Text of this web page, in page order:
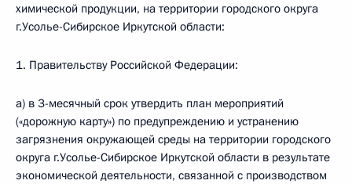
химической продукции, на территории городского округа
г.Усолье-Сибирское Иркутской области:
1. Правительству Российской Федерации:
а) в 3-месячный срок утвердить план мероприятий
(«дорожную карту») по предупреждению и устранению
загрязнения окружающей среды на территории городского
округа г.Усолье-Сибирское Иркутской области в результате
экономической деятельности, связанной с производством